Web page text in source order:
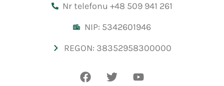
Nr telefonu +48 509 941 261
NIP: 5342601946
REGON: 38352958300000